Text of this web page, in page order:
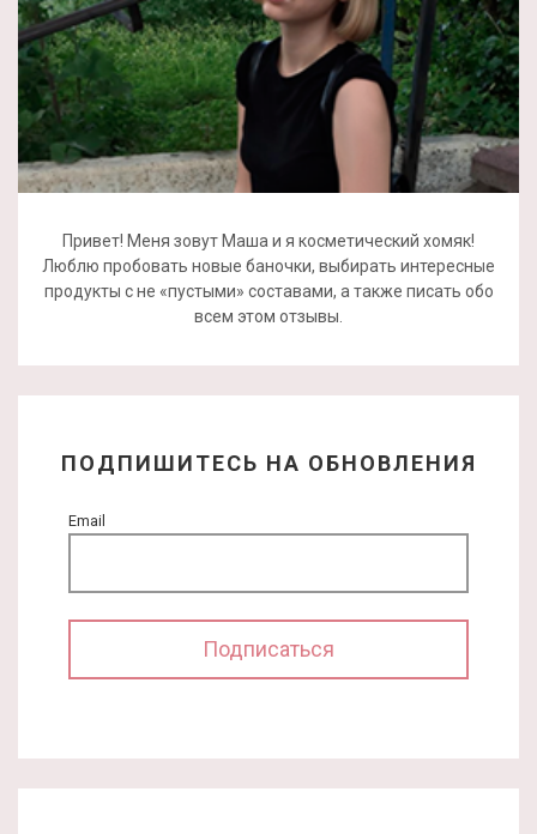
Привет! Меня зовут Маша и я косметический хомяк!
Люблю пробовать новые баночки, выбирать интересные
продукты с не «пустыми» составами, а также писать обо
всем этом отзывы.
ПОДПИШИТЕСЬ НА ОБНОВЛЕНИЯ
Email